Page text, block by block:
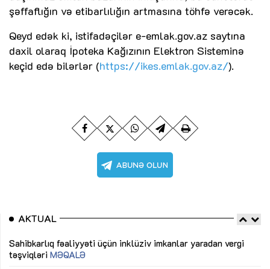
şəffaflığın və etibarlılığın artmasına töhfə verəcək.
Qeyd edək ki, istifadəçilər e-emlak.gov.az saytına
daxil olaraq İpoteka Kağızının Elektron Sisteminə
keçid edə bilərlər (https://ikes.emlak.gov.az/).
AKTUAL
Sahibkarlıq fəaliyyəti üçün inklüziv imkanlar yaradan vergi
təşviqləri MƏQALƏ